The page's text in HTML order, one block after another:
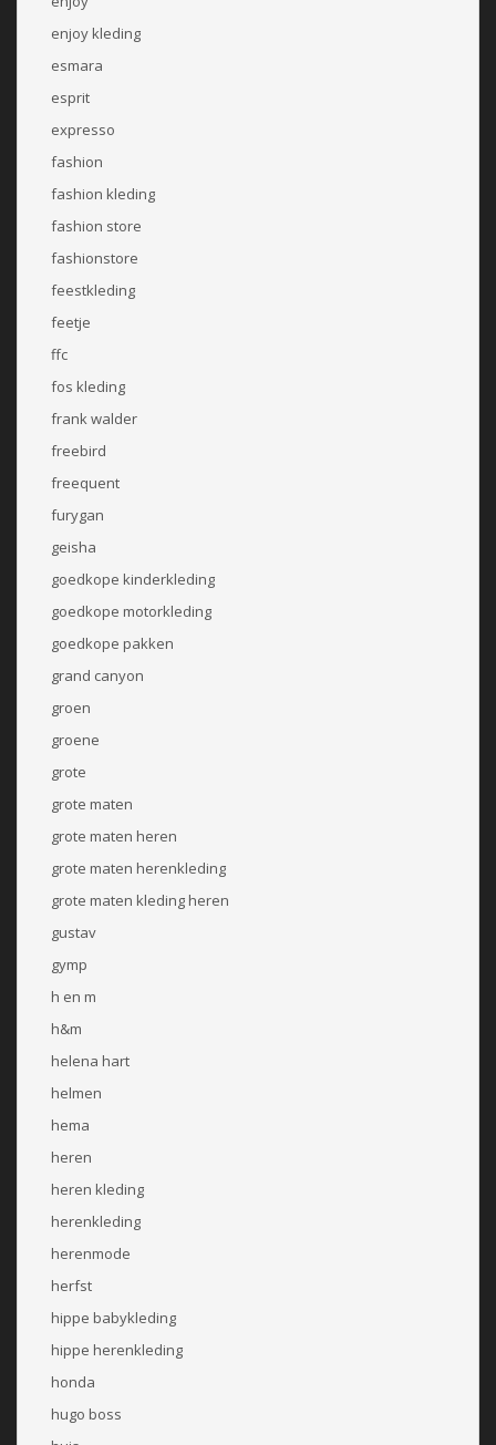
enjoy kleding
esmara
esprit
expresso
fashion
fashion kleding
fashion store
fashionstore
feestkleding
feetje
ffc
fos kleding
frank walder
freebird
freequent
furygan
geisha
goedkope kinderkleding
goedkope motorkleding
goedkope pakken
grand canyon
groen
groene
grote
grote maten
grote maten heren
grote maten herenkleding
grote maten kleding heren
gustav
gymp
h en m
h&m
helena hart
helmen
hema
heren
heren kleding
herenkleding
herenmode
herfst
hippe babykleding
hippe herenkleding
honda
hugo boss